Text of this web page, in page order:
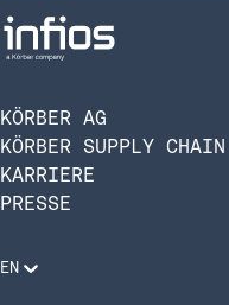
KÖRBER AG
KÖRBER SUPPLY CHAIN
KARRIERE
PRESSE
EN